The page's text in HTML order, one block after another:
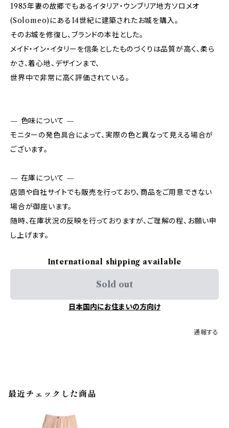
1985年妻の故郷でもあるイタリア・ウンブリア地方ソロメオ
(Solomeo)にある14世紀に建築されたお城を購入。
そのお城を修復し、ブランドの本社とした。
メイド・イン・イタリーを信条としたものづくりは品質が高く、柔ら
かさ、着心地、デザインまで、
世界中で非常に高く評価されている。
— 色味について —
モニターの発色具合によって、実際の色と異なって見える場合が
ございます。
— 在庫について —
店頭や自社サイトでも販売を行っており、商品をご用意できない
場合が御座います。
随時、在庫状況の反映を行っておりますが、ご理解の程、お願い申
し上げます。
International shipping available
Sold out
日本国内にお住まいの方向け
通報する
最近チェックした商品